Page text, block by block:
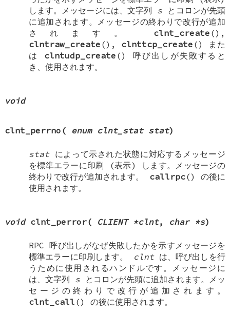
します。メッセージには、文字列 s とコロンが先頭
に追加されます。メッセージの終わりで改行が追加
されます。 clnt_create (),
clntraw_create (), clnttcp_create () また
は clntudp_create () 呼び出しが失敗すると
き、使用されます。
void
clnt_perrno ( enum clnt_stat stat)
statによって示された状態に対応するメッセージ
を標準エラーに印刷 (表示) します。メッセージの
終わりで改行が追加されます。 callrpc() の後に
使用されます。
void clnt_perror( CLIENT *clnt, char *s)
RPC 呼び出しがなぜ失敗したかを示すメッセージを
標準エラーに印刷します。
clntは、呼び出しを行
うために使用されるハンドルです。メッセージに
は、文字列 s とコロンが先頭に追加されます。メッ
セージの終わりで改行が追加されます。
clnt_call () の後に使用されます。